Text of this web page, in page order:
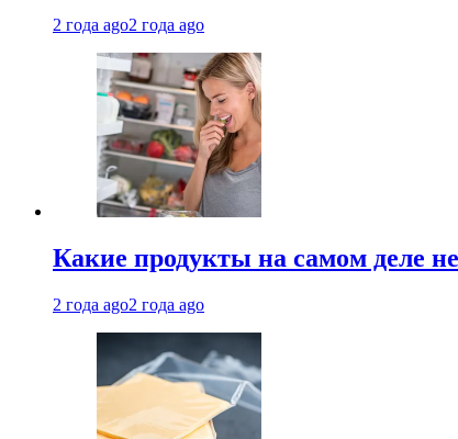
2 года ago2 года ago
Какие продукты на самом деле
2 года ago2 года ago